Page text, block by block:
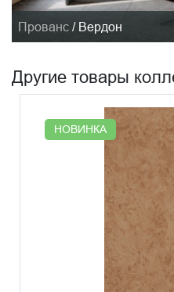
Прованс / Вердон
Другие товары
НОВИНКА